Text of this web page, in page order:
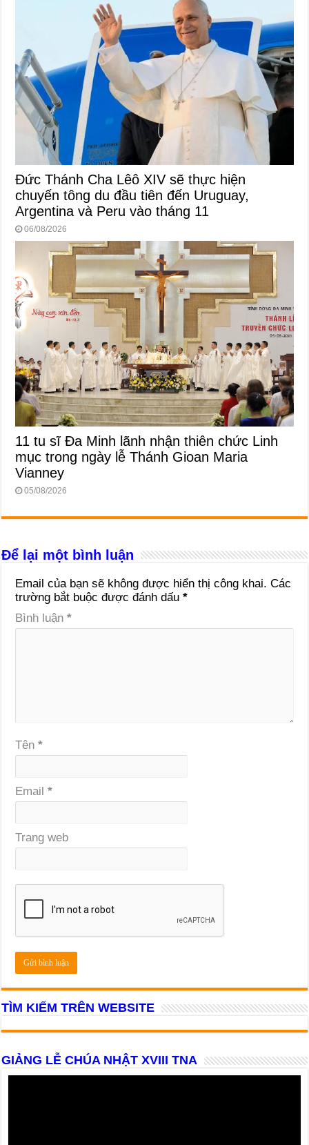
Đức Thánh Cha Lêô XIV sẽ thực hiện
chuyến tông du đầu tiên đến Uruguay,
Argentina và Peru vào tháng 11
06/08/2026
11 tu sĩ Đa Minh lãnh nhận thiên chức Linh
mục trong ngày lễ Thánh Gioan Maria
Vianney
05/08/2026
Để lại một bình luận
Email của bạn sẽ không được hiển thị công khai. Các
trường bắt buộc được đánh dấu*
Bình luận*
Tên*
Email*
Trang web
TÌM KIẾM TRÊN WEBSITE
GIẢNG LỄ CHÚA NHẬT XVIII TNA